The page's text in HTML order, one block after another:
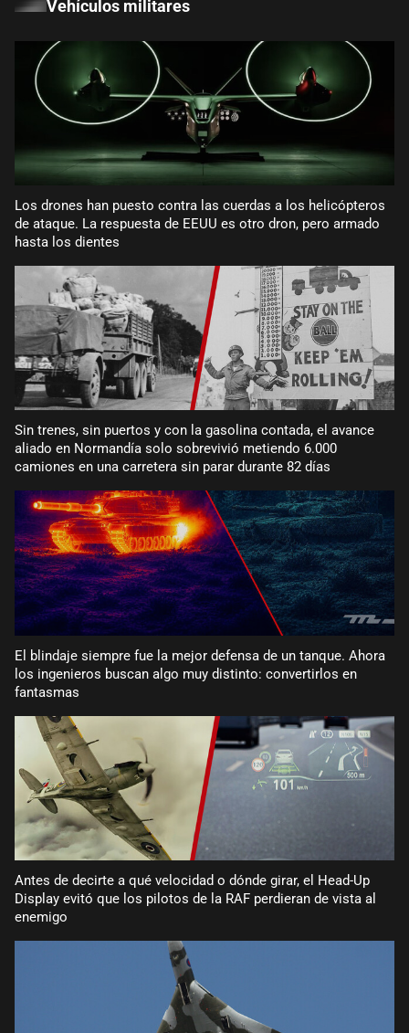
Vehículos militares
Los drones han puesto contra las cuerdas a los helicópteros
de ataque. La respuesta de EEUU es otro dron, pero armado
hasta los dientes
Sin trenes, sin puertos y con la gasolina contada, el avance
aliado en Normandía solo sobrevivió metiendo 6.000
camiones en una carretera sin parar durante 82 días
El blindaje siempre fue la mejor defensa de un tanque. Ahora
los ingenieros buscan algo muy distinto: convertirlos en
fantasmas
Antes de decirte a qué velocidad o dónde girar, el Head-Up
Display evitó que los pilotos de la RAF perdieran de vista al
enemigo